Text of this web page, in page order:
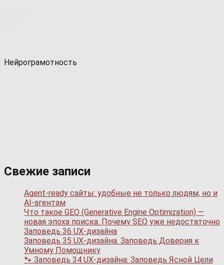
Нейрограмотность
Свежие записи
Agent-ready сайты: удобные не только людям, но и
AI-агентам
Что такое GEO (Generative Engine Optimization) —
новая эпоха поиска. Почему SEO уже недостаточно
Заповедь 36 UX-дизайна
Заповедь 35 UX-дизайна. Заповедь Доверия к
Умному Помощнику
🐾 Заповедь 34 UX-дизайна: Заповедь Ясной Цели